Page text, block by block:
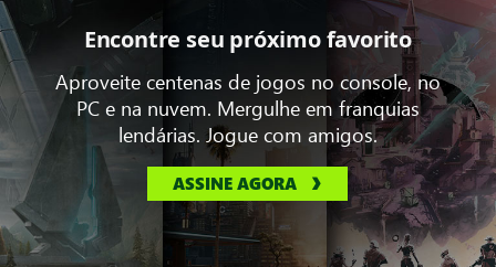
Encontre seu próximo favorito
Aproveite centenas de jogos no console, no
PC e na nuvem. Mergulhe em franquias
lendárias. Jogue com amigos.
ASSINE AGORA